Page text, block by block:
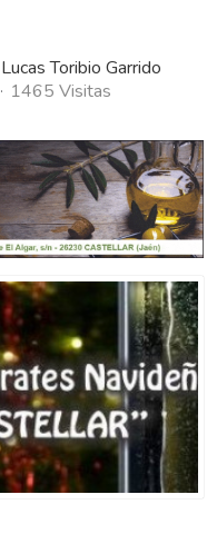
Lucas Toribio Garrido
1465 Visitas